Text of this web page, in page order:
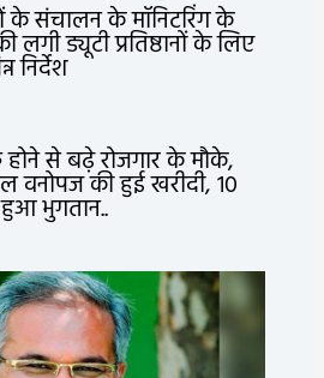
के संचालन के मॉनिटरिंग के
लगी ड्यूटी प्रतिष्ठानों के लिए
निर्देश
से बढ़े रोजगार के मौके,
वनोपज की हुई खरीदी, 10
भुगतान..